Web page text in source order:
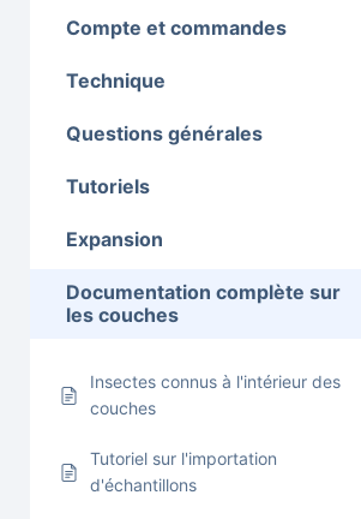
Compte et commandes
Technique
Questions générales
Tutoriels
Expansion
Documentation complète sur
les couches
Insectes connus à l'intérieur des
couches
Tutoriel sur l'importation
d'échantillons